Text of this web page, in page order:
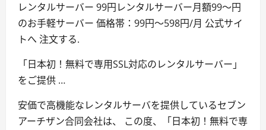
レンタルサーバー 99円レンタルサーバー月額99〜円
のお手軽サーバー 価格帯：99円〜598円/月 公式サイ
トへ 注文する.
「日本初！無料で専用SSL対応のレンタルサーバー」
をご提供 …
安価で高機能なレンタルサーバを提供しているセブン
アーチザン合同会社は、 この度、「日本初！無料で専